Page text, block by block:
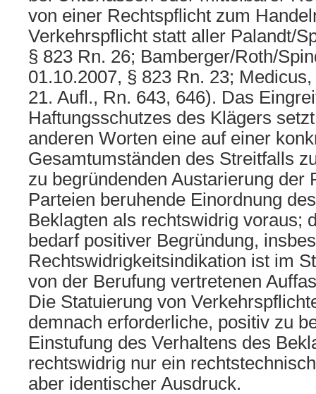
von einer Rechtspflicht zum
Verkehrspflicht statt aller Palandt/
§ 823 Rn. 26; Bamberger/Roth/
01.10.2007, § 823 Rn. 23;
21. Aufl., Rn. 643, 646). Das
Haftungsschutzes des Klägers
anderen Worten eine auf einer
Gesamtumständen des Streitfalls
zu begründenden Austarierung der
Parteien beruhende Einordnung
Beklagten als rechtswidrig voraus;
bedarf positiver Begründung,
Rechtswidrigkeitsindikation ist im
von der Berufung vertretenen
Die Statuierung von
demnach erforderliche, positiv zu
Einstufung des Verhaltens des
rechtswidrig nur ein
aber identischer Ausdruck.